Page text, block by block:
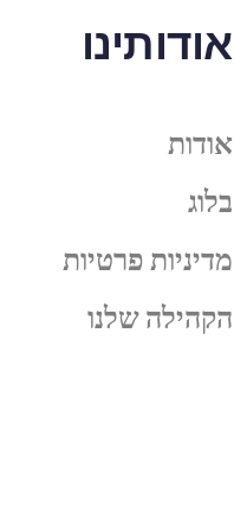
אודותינו
אודות
בלוג
מדיניות פרטיות
הקהילה שלנו